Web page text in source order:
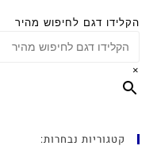
הקלידו דגם לחיפוש מהיר
×
קטגוריות נבחרות: